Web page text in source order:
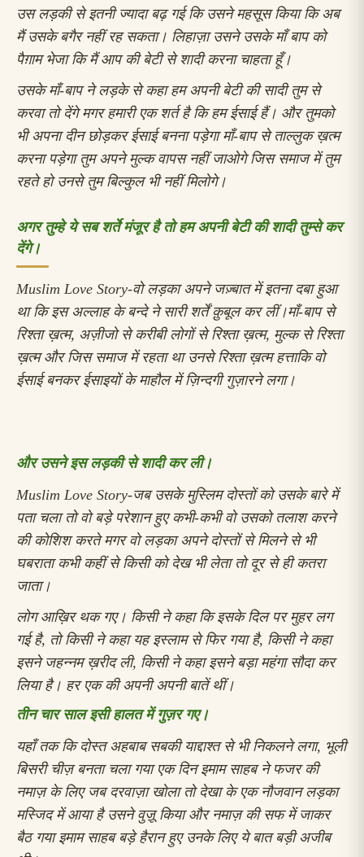
उस लड़की से इतनी ज्यादा बढ़ गई कि उसने महसूस किया कि अब
मैं उसके बगैर नहीं रह सकता। लिहाज़ा उसने उसके माँ बाप को
पैग़ाम भेजा कि मैं आप की बेटी से शादी करना चाहता हूँ।
उसके माँ-बाप ने लड़के से कहा हम अपनी बेटी की सादी तुम से
करवा तो देंगे मगर हमारी एक शर्त है कि हम ईसाई हैं। और तुमको
भी अपना दीन छोड़कर ईसाई बनना पड़ेगा माँ-बाप से ताल्लुक ख़त्म
करना पड़ेगा तुम अपने मुल्क वापस नहीं जाओगेजिस समाज में तुम
रहते हो उनसे तुम बिल्कुल भी नहीं मिलोगे।
अगर तुम्हे ये सब शर्ते मंजूर है तो हम अपनी बेटी की शादी तुम्से कर
देंगे।
Muslim Love Story-वो लड़का अपने जज़्बात में इतना दबा हुआ
था कि इस अल्लाह के बन्दे ने सारी शर्तें क़ुबूल कर लीं।माँ-बाप से
रिश्ता ख़त्म, अज़ीजो से करीबी लोगों से रिश्ता ख़त्म, मुल्क से रिश्ता
ख़त्म और जिस समाज में रहता था उनसे रिश्ता ख़त्महत्ताकि वो
ईसाई बनकर ईसाइयों के माहौल में ज़िन्दगी गुज़ारने लगा।
और उसने इस लड़की से शादी कर ली।
Muslim Love Story-जब उसके मुस्लिम दोस्तों को उसके बारे में
पता चला तो वो बड़े परेशान हुए कभी-कभी वो उसको तलाश करने
की कोशिश करतेमगर वो लड़का अपने दोस्तों से मिलने से भी
घबराता कभी कहीं से किसी को देख भी लेता तो दूर से ही कतरा
जाता।
लोग आख़िर थक गए। किसी ने कहा कि इसके दिल पर मुहर लग
गई है, तो किसी ने कहा यह इस्लाम से फिर गया है, किसी ने कहा
इसने जहन्नम ख़रीद ली, किसी ने कहा इसने बड़ा महंगा सौदा कर
लिया है। हर एक की अपनी अपनी बातें थीं।
तीन चार साल इसी हालत में गुज़र गए।
यहाँ तक कि दोस्त अहबाब सबकी याद्दाश्त से भी निकलने लगा, भूली
बिसरी चीज़ बनता चला गया एक दिन इमाम साहब ने फजर की
नमाज़ के लिए जब दरवाज़ा खोला तो देखा के एक नौजवान लड़का
मस्जिद में आया है उसने वुज़ू किया और नमाज़ की सफ में जाकर
बैठ गयाइमाम साहब बड़े हैरान हुए उनके लिए ये बात बड़ी अजीब